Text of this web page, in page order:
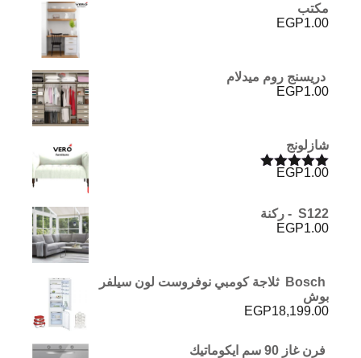
مكتب
EGP1.00
دريسنج روم ميدلام
EGP1.00
شازلونج
تم التقييم
EGP1.00
S122 - ركنة
EGP1.00
Bosch ثلاجة كومبي نوفروست لون سيلفر
بوش
EGP18,199.00
فرن غاز 90 سم ايكوماتيك